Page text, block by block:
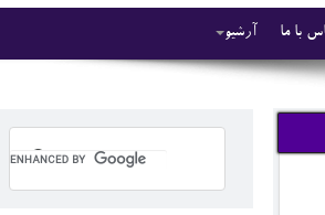
آرشیو با ما